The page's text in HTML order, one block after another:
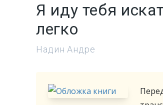
Я иду тебя
легко
Надин Андре